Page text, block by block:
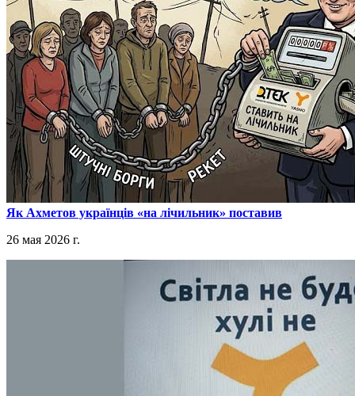
​Як Ахметов українців «на лічильник» поставив
26 мая 2026 г.